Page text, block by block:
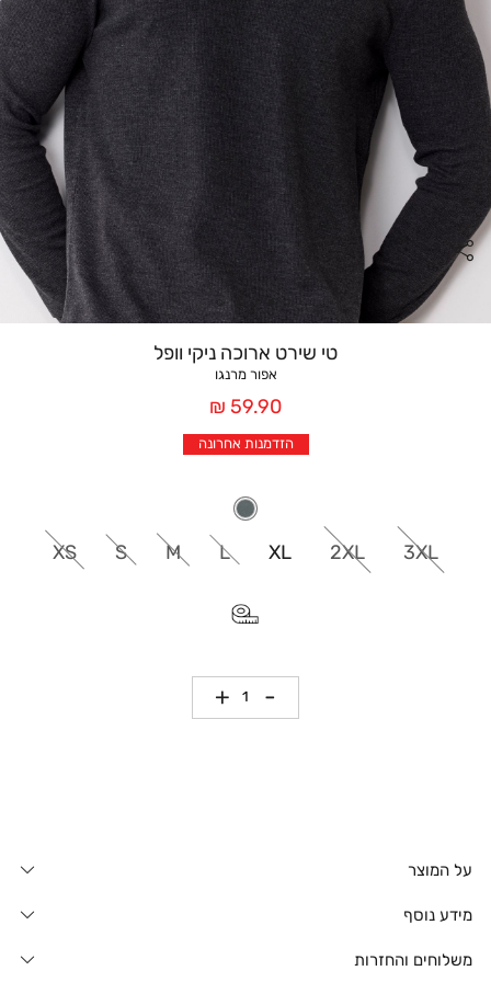
טי שירט ארוכה ניקי וופל
אפור מרנגו
מחיר
אחרי
הנחה
59.90 ₪
הזדמנות אחרונה
XS S M L XL 2XL 3XL
כמות
על המוצר
מידע נוסף
משלוחים והחזרות